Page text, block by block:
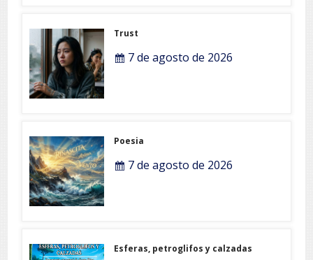
Trust
7 de agosto de 2026
Poesia
7 de agosto de 2026
Esferas, petroglifos y calzadas